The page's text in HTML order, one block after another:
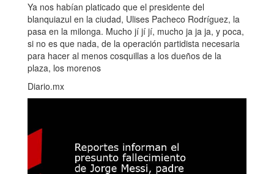
Ya nos habían platicado que el presidente del
blanquiazul en la ciudad, Ulises Pacheco Rodríguez, la
pasa en la milonga. Mucho jí jí jí, mucho ja ja ja, y poca,
si no es que nada, de la operación partidista necesaria
para hacer al menos cosquillas a los dueños de la
plaza, los morenos
Diario.mx